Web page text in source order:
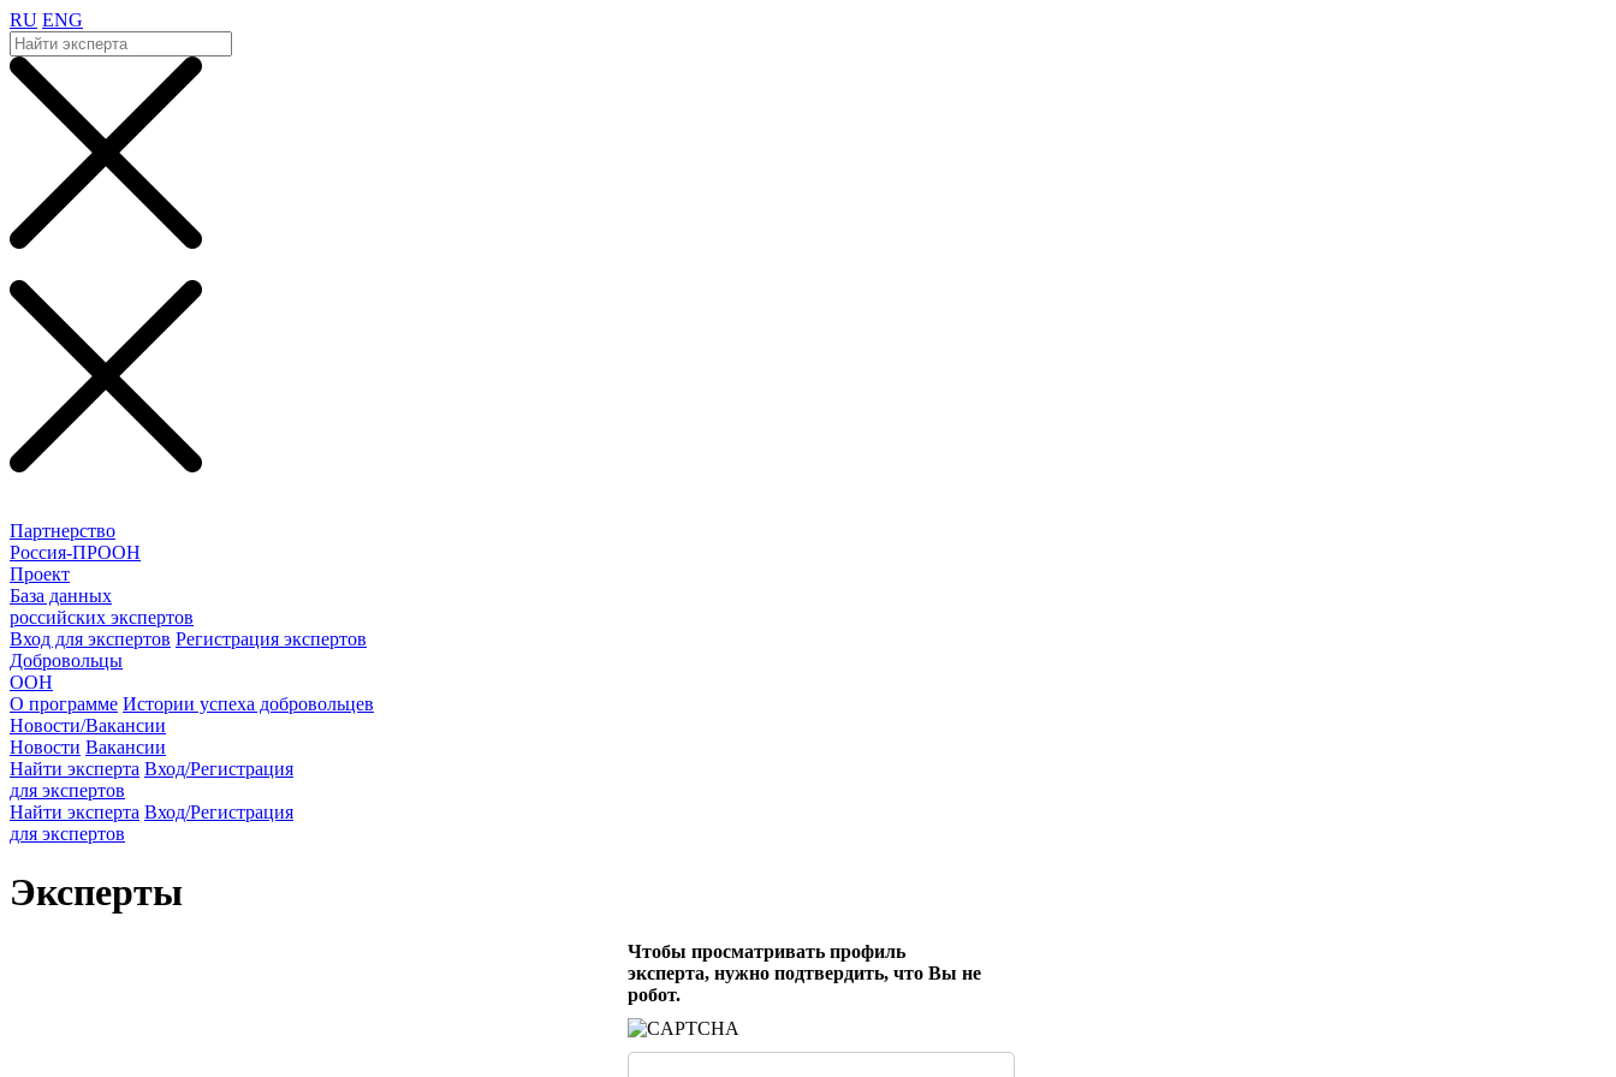
RU ENG
Партнерство
Россия-ПРООН
Проект
База данных
российских экспертов
Вход для экспертов Регистрация экспертов
Добровольцы
ООН
О программе Истории успеха добровольцев
Новости/Вакансии
Новости Вакансии
Найти эксперта Вход/Регистрация
для экспертов
Найти эксперта Вход/Регистрация
для экспертов
Эксперты
Чтобы просматривать профиль
эксперта, нужно подтвердить, что Вы не
робот.